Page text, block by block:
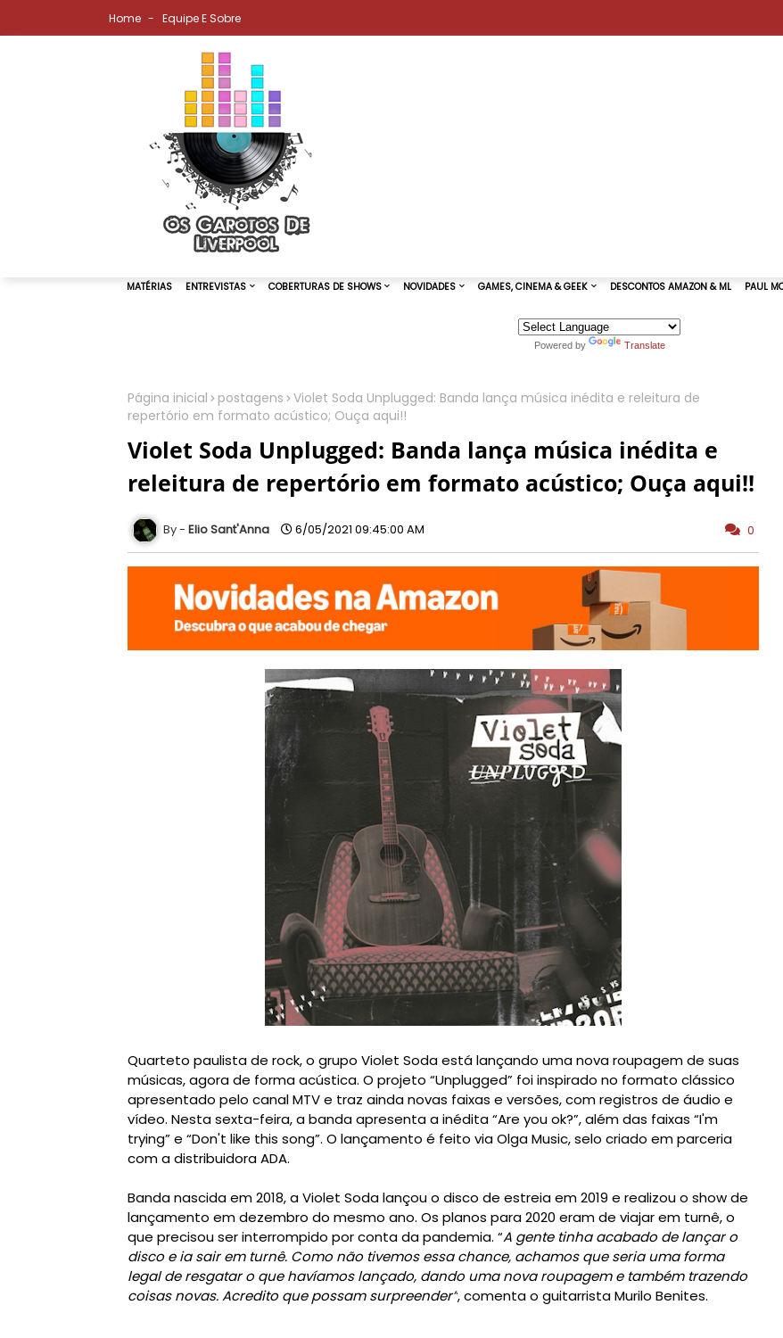
Home Equipe E Sobre
Powered by Translate
Página inicial postagens Violet Soda Unplugged: Banda lança música inédita e releitura de
repertório em formato acústico; Ouça aqui!!
Violet Soda Unplugged: Banda lança música inédita e
releitura de repertório em formato acústico; Ouça aqui!!
Elio Sant'Anna 6/05/2021 09:45:00 AM 0
Quarteto paulista de rock, o grupo Violet Soda está lançando uma nova roupagem de suas
músicas, agora de forma acústica. O projeto “Unplugged” foi inspirado no formato clássico
apresentado pelo canal MTV e traz ainda novas faixas e versões, com registros de áudio e
vídeo. Nesta sexta-feira, a banda apresenta a inédita “Are you ok?”, além das faixas “I'm
trying” e “Don't like this song”. O lançamento é feito via Olga Music, selo criado em parceria
com a distribuidora ADA.
Banda nascida em 2018, a Violet Soda lançou o disco de estreia em 2019 e realizou o show de
lançamento em dezembro do mesmo ano. Os planos para 2020 eram de viajar em turnê, o
que precisou ser interrompido por conta da pandemia. “A gente tinha acabado de lançar o
disco e ia sair em turnê. Como não tivemos essa chance, achamos que seria uma forma
legal de resgatar o que havíamos lançado, dando uma nova roupagem e também trazendo
coisas novas. Acredito que possam surpreender”, comenta o guitarrista Murilo Benites.